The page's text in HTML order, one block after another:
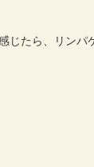
じたら、リンパ